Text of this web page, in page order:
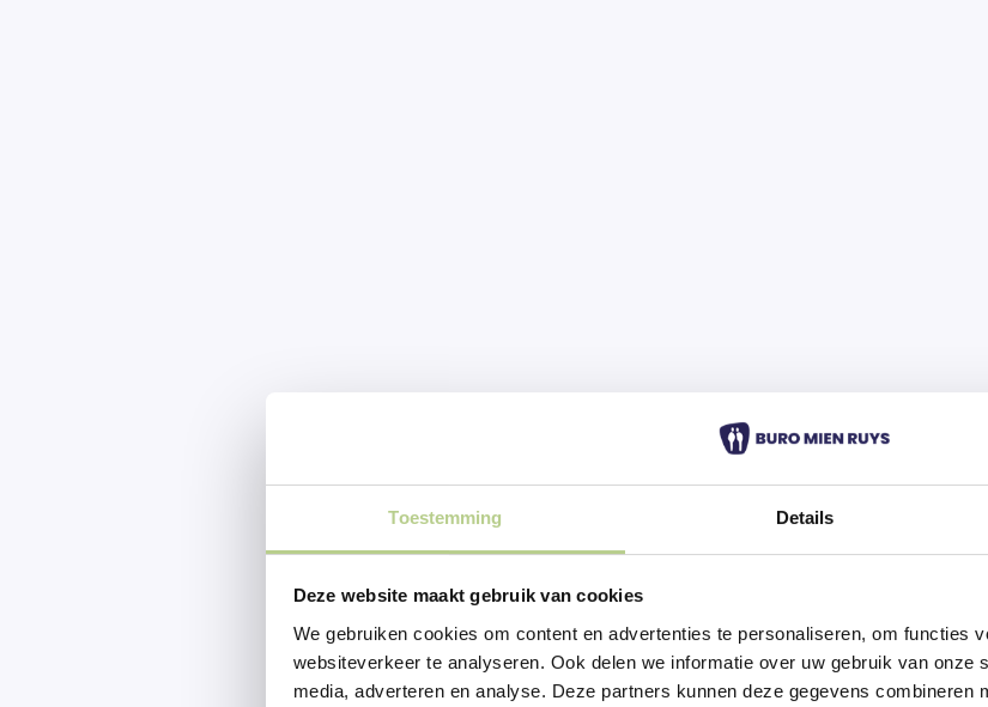
Toestemming Details
Deze website maakt gebruik van cookies
We gebruiken cookies om content en advertenties te personaliseren, om functies
websiteverkeer te analyseren. Ook delen we informatie over uw gebruik van onze
media, adverteren en analyse. Deze partners kunnen deze gegevens combineren